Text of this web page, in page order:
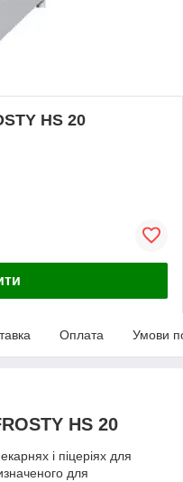
HS 20
Оплата Умови
HS 20
і піцеріях для
для